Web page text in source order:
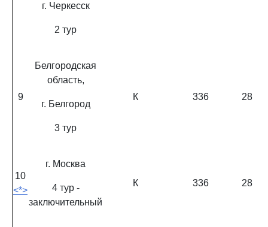
г. Черкесск
2 тур
9
Белгородская
область,
г. Белгород
3 тур
К 336 28
10
<*>
г. Москва
4 тур -
заключительный
К 336 28